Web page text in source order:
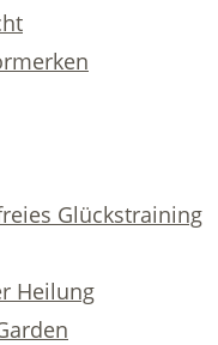
Glückstraining
Heilung